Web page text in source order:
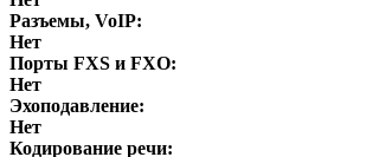
Разъемы, VoIP:
Нет
Порты FXS и FXO:
Нет
Эхоподавление:
Нет
Кодирование речи: